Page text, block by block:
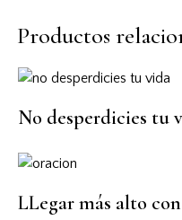
Productos
No desperdicies tu
LLegar más alto